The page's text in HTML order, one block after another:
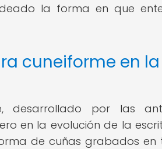
la forma en que
cuneiforme en
desarrollado por las
en la evolución de la
de cuñas grabados en